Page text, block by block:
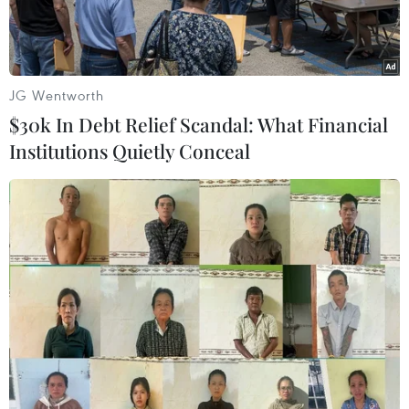
Ảnh do Shinhwa Construction cung cấp.
Shinhwa Construction Co., Ltd. và First ICT Co.,
Ltd. sẽ tham gia sự kiện Triển lãm Công nghệ
Môi trường và Năng lượng Việt Nam 2021
(ENTECH Vietnam) trên nền tảng trực tuyến từ
ngày 15-26/11.
Tại triển lãm lần này, Shinhwa
Construction (CEO Choi Jun-oh) sẽ giới thiệu hệ
JG Wentworth
$30k In Debt Relief Scandal: What Financial
Institutions Quietly Conceal